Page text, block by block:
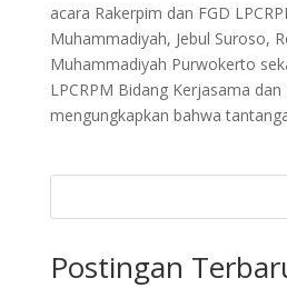
acara Rakerpim dan FGD
Muhammadiyah, Jebul Suroso,
Muhammadiyah Purwokerto
LPCRPM Bidang Kerjasama
mengungkapkan bahwa
Postingan